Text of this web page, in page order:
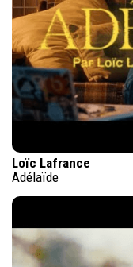
Loïc Lafrance
Adélaïde